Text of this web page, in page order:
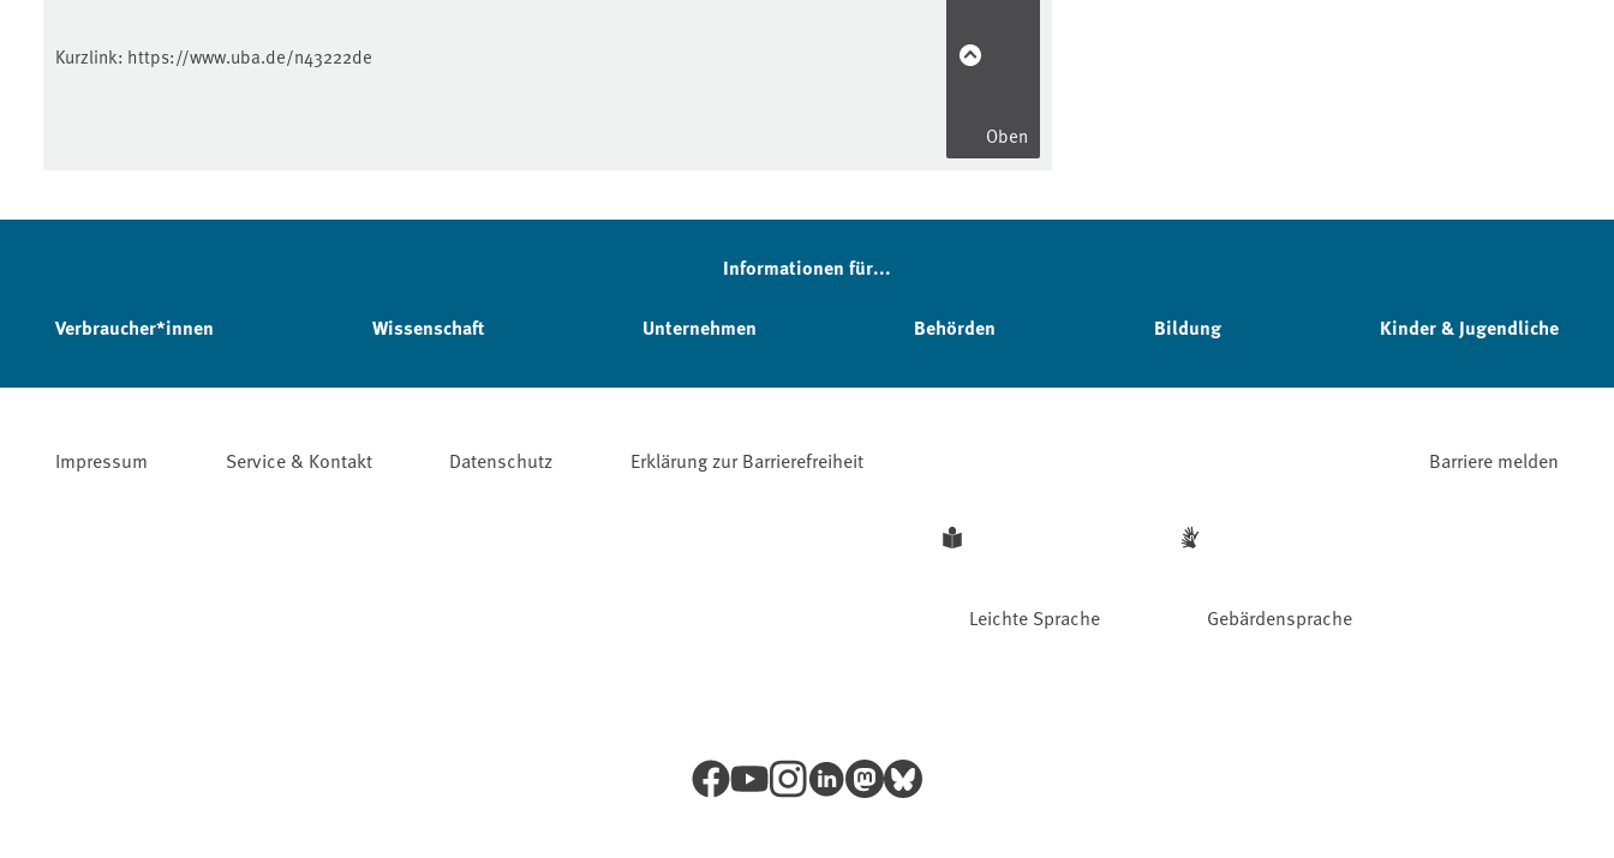
Kurzlink: https://www.uba.de/n43222de
Oben
Informationen für...
Verbraucher*innen Wissenschaft Unternehmen Behörden Bildung Kinder & Jugendliche
Impressum Service & Kontakt Datenschutz Erklärung zur Barrierefreiheit
Leichte Sprache Gebärdensprache
Barriere melden